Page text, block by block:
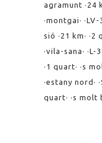
agramunt ·24
·montgai·
sió ·21 km· ·2
·vila-sana· ·L-
·1 quart· ·s
·estany nord·
quart· ·s molt